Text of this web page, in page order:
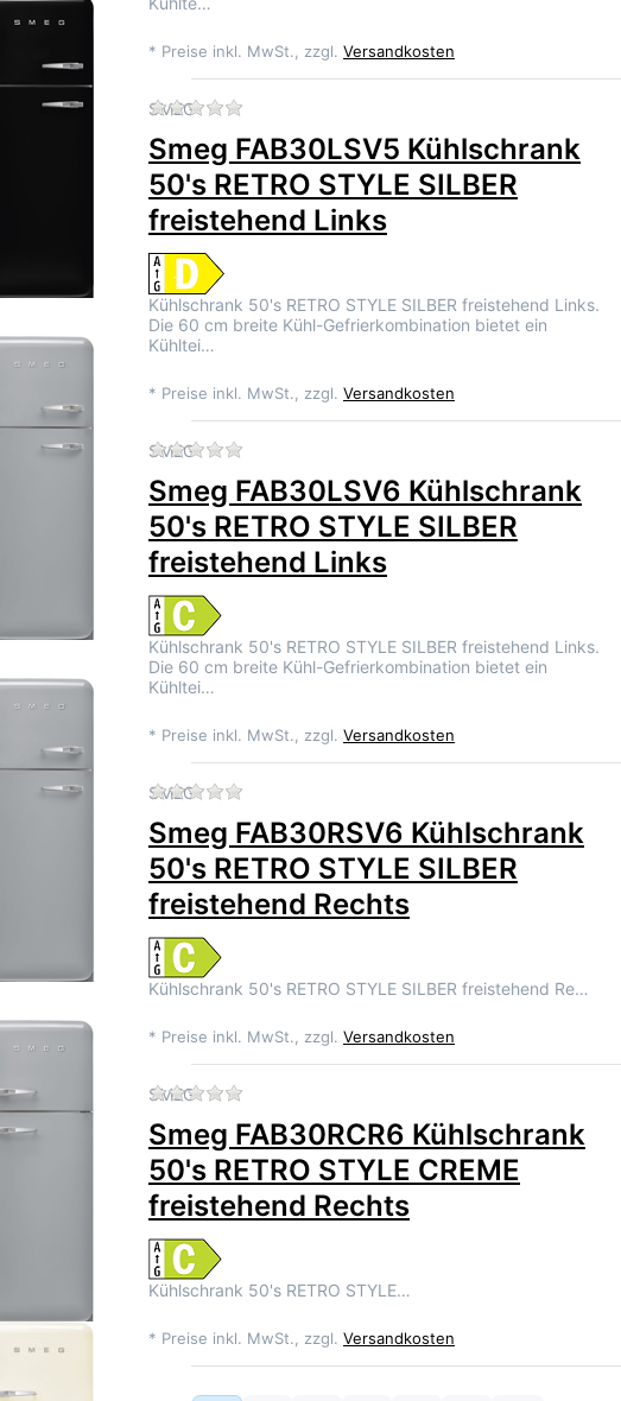
* Preise inkl. MwSt., zzgl. Versandkosten
SMEG Zu diesem Produkt liegen noch keine
Smeg FAB30LSV5 Kühlschrank
50's RETRO STYLE SILBER
freistehend Links
Kühlschrank 50's RETRO STYLE SILBER freistehend Links.
Die 60 cm breite Kühl-Gefrierkombination bietet ein
Kühltei…
* Preise inkl. MwSt., zzgl. Versandkosten
SMEG Zu diesem Produkt liegen noch keine
Smeg FAB30LSV6 Kühlschrank
50's RETRO STYLE SILBER
freistehend Links
Kühlschrank 50's RETRO STYLE SILBER freistehend Links.
Die 60 cm breite Kühl-Gefrierkombination bietet ein
Kühltei…
* Preise inkl. MwSt., zzgl. Versandkosten
SMEG Zu diesem Produkt liegen noch keine
Smeg FAB30RSV6 Kühlschrank
50's RETRO STYLE SILBER
freistehend Rechts
Kühlschrank 50's RETRO STYLE SILBER freistehend Re…
* Preise inkl. MwSt., zzgl. Versandkosten
SMEG Zu diesem Produkt liegen noch keine
Smeg FAB30RCR6 Kühlschrank
50's RETRO STYLE CREME
freistehend Rechts
Kühlschrank 50's RETRO STYLE…
* Preise inkl. MwSt., zzgl. Versandkosten